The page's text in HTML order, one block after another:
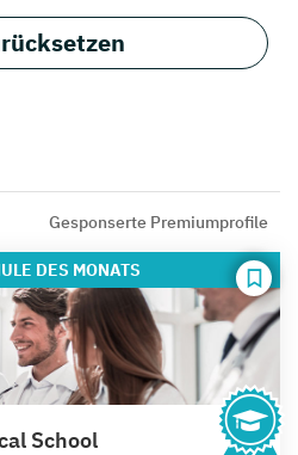
Gesponserte Premiumprofile
DES MONATS
School